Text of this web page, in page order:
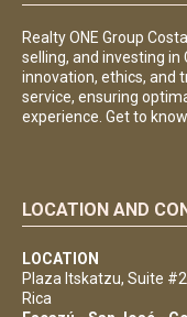
Realty ONE Group
selling, and investing
innovation, ethics, and
service, ensuring
experience. Get to
LOCATION AND
LOCATION
Plaza Itskatzu, Suite
Rica